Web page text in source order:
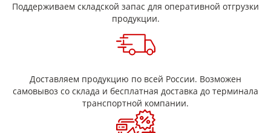
Поддерживаем складской запас для оперативной отгрузки
продукции.
Доставляем продукцию по всей России. Возможен
самовывоз со склада и бесплатная доставка до терминала
транспортной компании.